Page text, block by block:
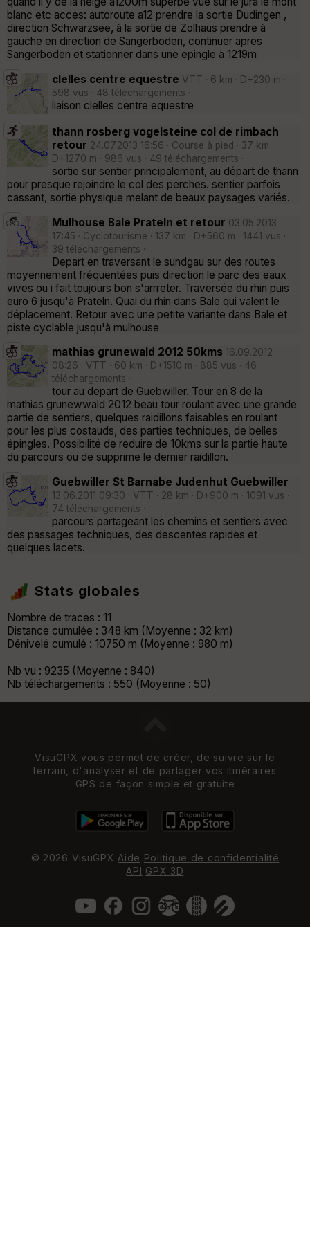
blanc etc acces: autoroute a12 prendre la sortie Dudingen ,
direction Schwarzsee, à la sortie de Zolhaus prendre à
gauche en direction de Sangerboden, continuer apres
Sangerboden et stationner dans une epingle à 1219m
clelles centre equestre VTT · 6 km · D+230 m ·
598 vus · 48 téléchargements ·
liaison clelles centre equestre
thann rosberg vogelsteine col de rimbach
retour 24.07.2013 16:56 · Course à pied · 37 km ·
D+1270 m · 986 vus · 49 téléchargements ·
sortie sur sentier principalement, au départ de thann
pour presque rejoindre le col des perches. sentier parfois
cassant, sortie physique melant de beaux paysages variés.
Mulhouse Bale Prateln et retour 03.05.2013
17:45 · Cyclotourisme · 137 km · D+560 m · 1441 vus ·
39 téléchargements ·
Depart en traversant le sundgau sur des routes
moyennement fréquentées puis direction le parc des eaux
vives ou i fait toujours bon s'arrreter. Traversée du rhin puis
euro 6 jusqu'à Prateln. Quai du rhin dans Bale qui valent le
déplacement. Retour avec une petite variante dans Bale et
piste cyclable jusqu'à mulhouse
mathias grunewald 2012 50kms 16.09.2012
08:26 · VTT · 60 km · D+1510 m · 885 vus · 46
téléchargements ·
tour au depart de Guebwiller. Tour en 8 de la
mathias grunewwald 2012 beau tour roulant avec une grande
partie de sentiers, quelques raidillons faisables en roulant
pour les plus costauds, des parties techniques, de belles
épingles. Possibilité de reduire de 10kms sur la partie haute
du parcours ou de supprime le dernier raidillon.
Guebwiller St Barnabe Judenhut Guebwiller
13.06.2011 09:30 · VTT · 28 km · D+900 m · 1091 vus ·
74 téléchargements ·
parcours partageant les chemins et sentiers avec
des passages techniques, des descentes rapides et
quelques lacets.
Stats globales
Nombre de traces : 11
Distance cumulée : 348 km (Moyenne : 32 km)
Dénivelé cumulé : 10750 m (Moyenne : 980 m)
Nb vu : 9235 (Moyenne : 840)
Nb téléchargements : 550 (Moyenne : 50)
VisuGPX vous permet de créer, de suivre sur le
terrain, d'analyser et de partager vos itinéraires
GPS de façon simple et gratuite
© 2026 VisuGPX Aide Politique de confidentialité
API GPX 3D